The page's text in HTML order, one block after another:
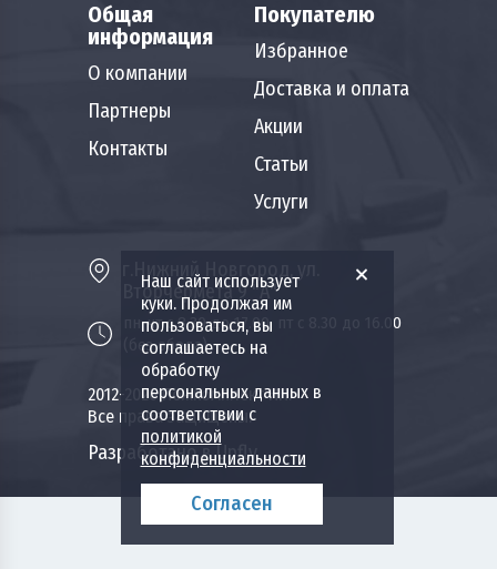
Наш сайт использует
куки. Продолжая им
пользоваться, вы
соглашаетесь на
обработку
персональных данных в
соответствии с
политикой
конфиденциальности
Согласен
Общая
информация
О компании
Партнеры
Контакты
Покупателю
Избранное
Доставка и оплата
Акции
Статьи
Услуги
г.Нижний Новгород, ул.
Вторчермета 9 "А"
пн-чт с 8.30 до 17.00, пт с 8.30 до 16.00
(без обеда)
2012-2026 Пожкомплект НН.
Все права защищены.
Разработано в Upfly